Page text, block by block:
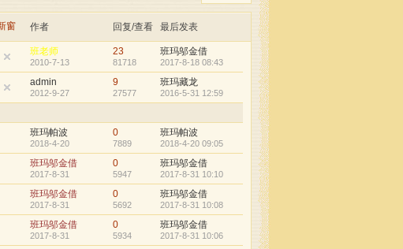
窗 作者 回复/查看 最后发表
班老师
2010-7-13
23
81718
班玛邬金借
2017-8-18 08:43
admin
2012-9-27
9
27577
班玛藏龙
2016-5-31 12:59
班玛帕波
2018-4-20
0
7889
班玛帕波
2018-4-20 09:05
班玛邬金借
2017-8-31
0
5947
班玛邬金借
2017-8-31 10:10
班玛邬金借
2017-8-31
0
5692
班玛邬金借
2017-8-31 10:08
班玛邬金借
2017-8-31
0
5934
班玛邬金借
2017-8-31 10:06